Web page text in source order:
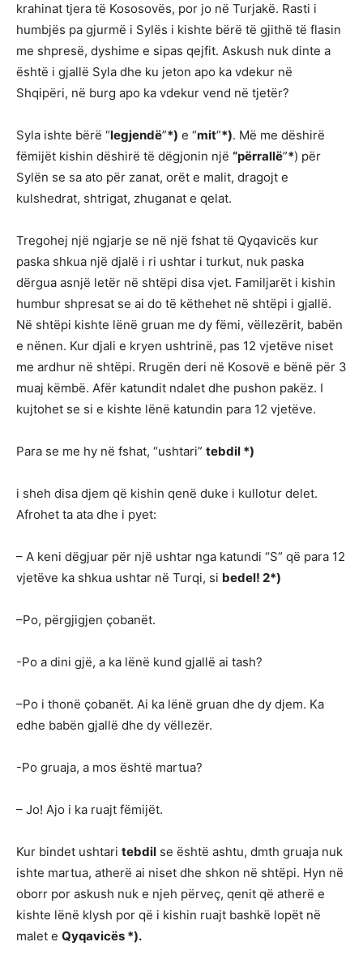
krahinat tjera të Kososovës, por jo në Turjakë. Rasti i
humbjës pa gjurmë i Sylës i kishte bërë të gjithë të flasin
me shpresë, dyshime e sipas qejfit. Askush nuk dinte a
është i gjallë Syla dhe ku jeton apo ka vdekur në
Shqipëri, në burg apo ka vdekur vend në tjetër?
Syla ishte bërë “legjendë”*) e “mit”*). Më me dëshirë
fëmijët kishin dëshirë të dëgjonin një “përrallë”*) për
Sylën se sa ato për zanat, orët e malit, dragojt e
kulshedrat, shtrigat, zhuganat e qelat.
Tregohej një ngjarje se në një fshat të Qyqavicës kur
paska shkua një djalë i ri ushtar i turkut, nuk paska
dërgua asnjë letër në shtëpi disa vjet. Familjarët i kishin
humbur shpresat se ai do të këthehet në shtëpi i gjallë.
Në shtëpi kishte lënë gruan me dy fëmi, vëllezërit, babën
e nënen. Kur djali e kryen ushtrinë, pas 12 vjetëve niset
me ardhur në shtëpi. Rrugën deri në Kosovë e bënë për 3
muaj këmbë. Afër katundit ndalet dhe pushon pakëz. I
kujtohet se si e kishte lënë katundin para 12 vjetëve.
Para se me hy në fshat, “ushtari” tebdil *)
i sheh disa djem që kishin qenë duke i kullotur delet.
Afrohet ta ata dhe i pyet:
– A keni dëgjuar për një ushtar nga katundi “S” që para 12
vjetëve ka shkua ushtar në Turqi, si bedel! 2*)
–Po, përgjigjen çobanët.
-Po a dini gjë, a ka lënë kund gjallë ai tash?
–Po i thonë çobanët. Ai ka lënë gruan dhe dy djem. Ka
edhe babën gjallë dhe dy vëllezër.
-Po gruaja, a mos është martua?
– Jo! Ajo i ka ruajt fëmijët.
Kur bindet ushtari tebdil se është ashtu, dmth gruaja nuk
ishte martua, atherë ai niset dhe shkon në shtëpi. Hyn në
oborr por askush nuk e njeh përveç, qenit që atherë e
kishte lënë klysh por që i kishin ruajt bashkë lopët në
malet e Qyqavicës *).